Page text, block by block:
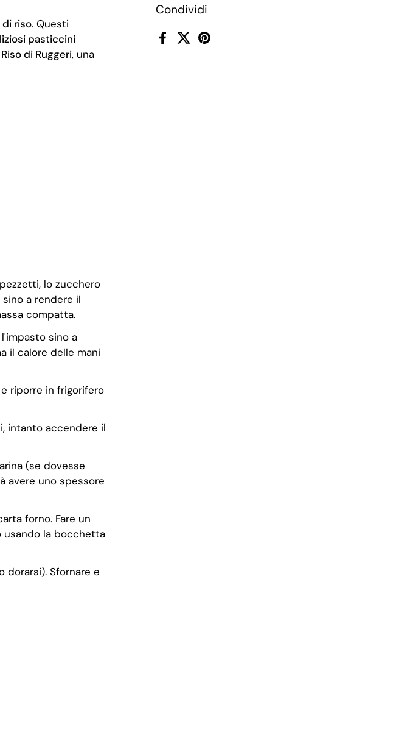
Condividi
Facebook
X (Twitter)
Pinterest
riso. Questi
pasticcini
di Ruggeri, una
lo zucchero
a rendere il
compatta.
sino a
il calore delle mani
riporre in frigorifero
intanto accendere il
(se dovesse
avere uno spessore
forno. Fare un
la bocchetta
dorarsi). Sfornare e